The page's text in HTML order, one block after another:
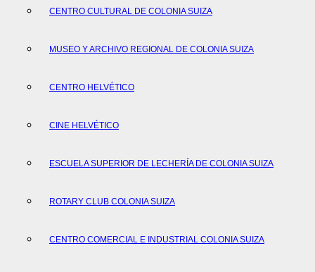
CENTRO CULTURAL DE COLONIA SUIZA
MUSEO Y ARCHIVO REGIONAL DE COLONIA SUIZA
CENTRO HELVÉTICO
CINE HELVÉTICO
ESCUELA SUPERIOR DE LECHERÍA DE COLONIA SUIZA
ROTARY CLUB COLONIA SUIZA
CENTRO COMERCIAL E INDUSTRIAL COLONIA SUIZA